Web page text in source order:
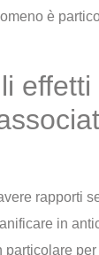
è
effetti
rapporti
in
particolare